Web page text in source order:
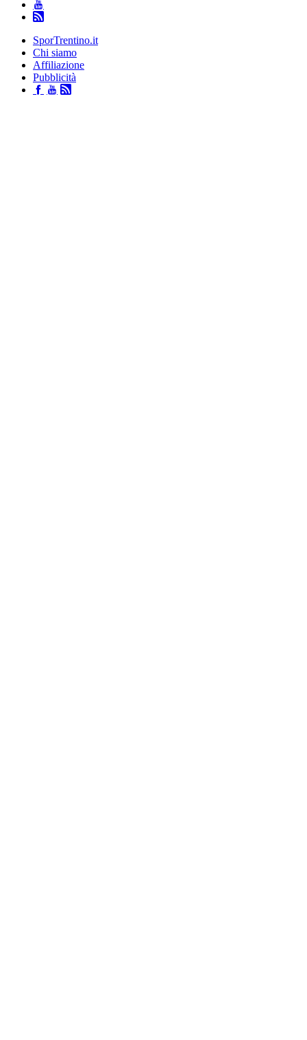
SporTrentino.it
Chi siamo
Affiliazione
Pubblicità